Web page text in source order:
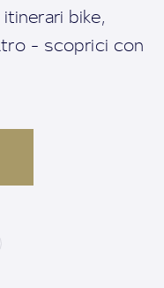
bike,
- scoprici con